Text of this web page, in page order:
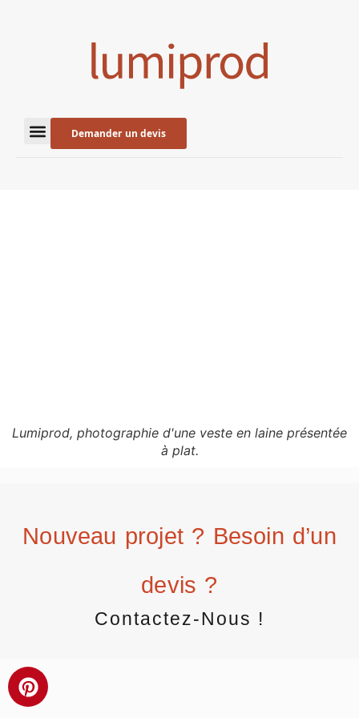
Demander un devis
Lumiprod, photographie d'une veste en laine présentée
à plat.
Nouveau projet ? Besoin d’un
devis ?
Contactez-Nous !